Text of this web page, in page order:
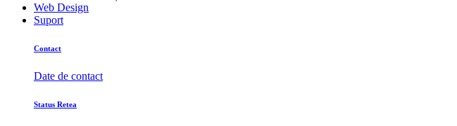
Web Design
Suport
Contact
Date de contact
Status Retea